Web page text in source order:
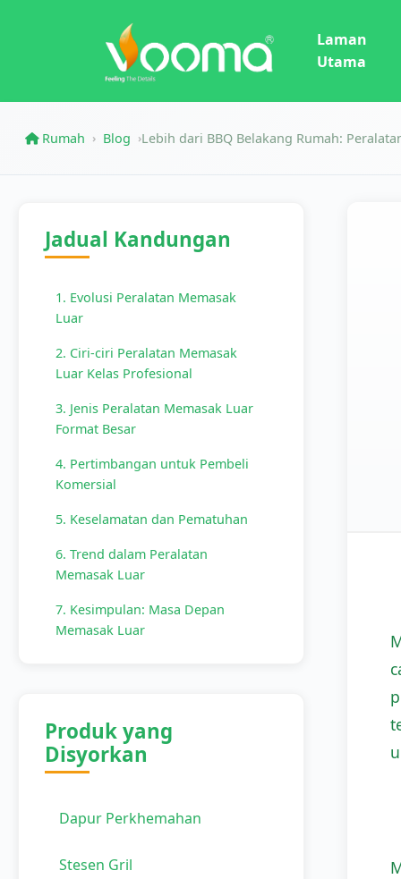
Laman
Utama
Rumah › Blog ›Lebih dari BBQ Belakang Rumah:
Jadual Kandungan
1. Evolusi Peralatan Memasak
Luar
2. Ciri-ciri Peralatan Memasak
Luar Kelas Profesional
3. Jenis Peralatan Memasak Luar
Format Besar
4. Pertimbangan untuk Pembeli
Komersial
5. Keselamatan dan Pematuhan
6. Trend dalam Peralatan
Memasak Luar
7. Kesimpulan: Masa Depan
Memasak Luar
Produk yang
Disyorkan
Dapur Perkhemahan
Stesen Gril